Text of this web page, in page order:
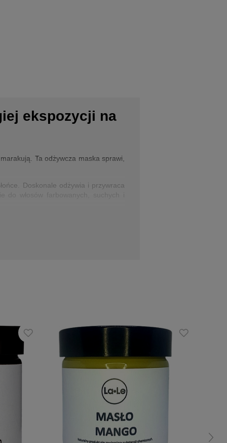
ekspozycji na
Ta odżywcza maska sprawi,
Doskonale odżywia i przywraca